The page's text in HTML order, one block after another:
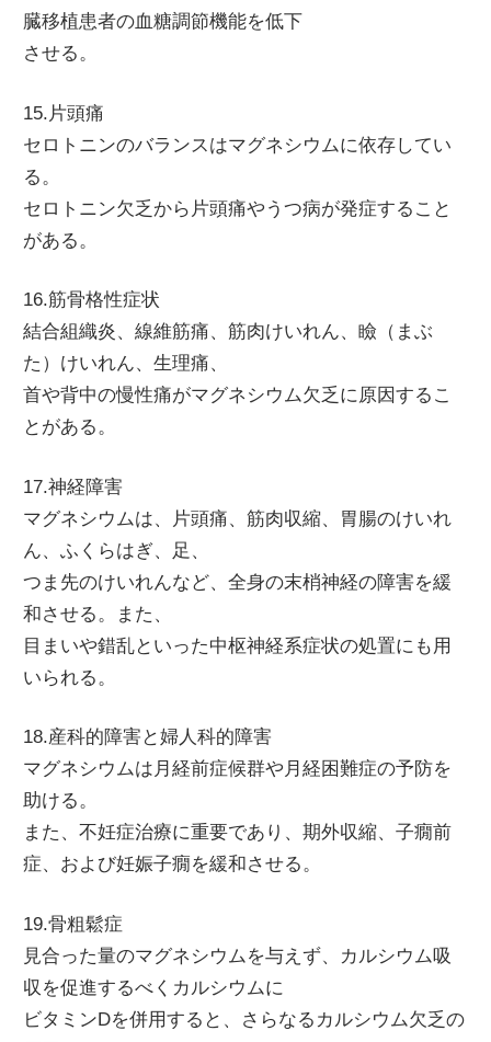
臓移植患者の血糖調節機能を低下
させる。
15.片頭痛
セロトニンのバランスはマグネシウムに依存してい
る。
セロトニン欠乏から片頭痛やうつ病が発症すること
がある。
16.筋骨格性症状
結合組織炎、線維筋痛、筋肉けいれん、瞼（まぶ
た）けいれん、生理痛、
首や背中の慢性痛がマグネシウム欠乏に原因するこ
とがある。
17.神経障害
マグネシウムは、片頭痛、筋肉収縮、胃腸のけいれ
ん、ふくらはぎ、足、
つま先のけいれんなど、全身の末梢神経の障害を緩
和させる。また、
目まいや錯乱といった中枢神経系症状の処置にも用
いられる。
18.産科的障害と婦人科的障害
マグネシウムは月経前症候群や月経困難症の予防を
助ける。
また、不妊症治療に重要であり、期外収縮、子癇前
症、および妊娠子癇を緩和させる。
19.骨粗鬆症
見合った量のマグネシウムを与えず、カルシウム吸
収を促進するべくカルシウムに
ビタミンDを併用すると、さらなるカルシウム欠乏の